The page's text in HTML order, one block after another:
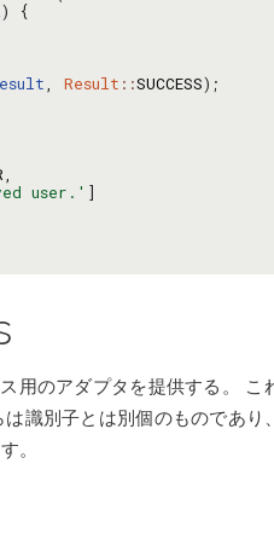
)
{
, Result ::SUCCESS);
,
user.' ]
用のアダプタを提供する。
識別子とは別個のものであ
。